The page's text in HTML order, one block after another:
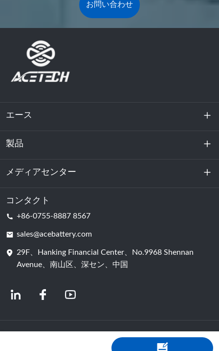
お問い合わせ
エース
私たちに関しては
持続可能性
製品
エネルギー貯蔵
データセンターおよびサーバー室
バッテリーセル
メディアセンター
ニュース
コンタクト
+86-0755-8887 8567
sales@acebattery.com
29F、Hanking Financial Center、No.9968 Shennan
Avenue、南山区、深セン、中国
© 2024 中国リチウムイオン電池メーカー | リチウム電池工場＆会社 | ACEバッ
プライバシーポリシー 粤ICP备2022150578号